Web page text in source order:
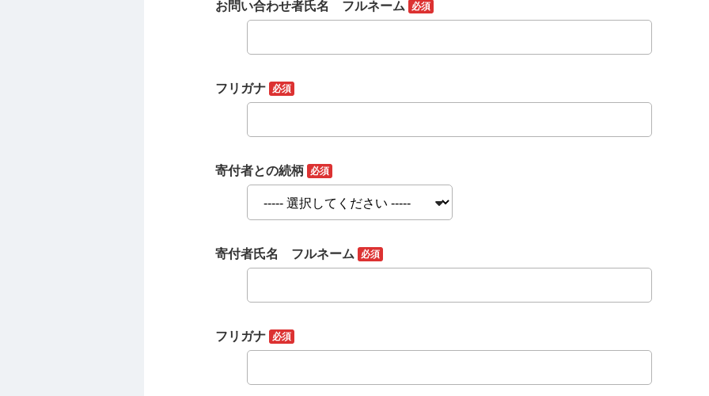
お問い合わせ者氏名 フルネーム 必須
フリガナ 必須
寄付者との続柄 必須
寄付者氏名 フルネーム 必須
フリガナ 必須